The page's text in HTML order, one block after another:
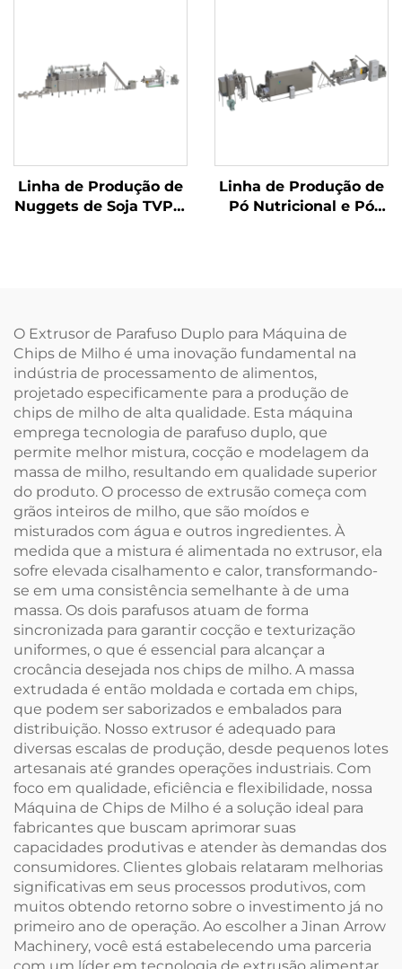
Linha de Produção de
Nuggets de Soja TVP e
Linha de Produção de
Pó Nutricional e Pó
O Extrusor de Parafuso Duplo para Máquina de
Chips de Milho é uma inovação fundamental na
indústria de processamento de alimentos,
projetado especificamente para a produção de
chips de milho de alta qualidade. Esta máquina
emprega tecnologia de parafuso duplo, que
permite melhor mistura, cocção e modelagem da
massa de milho, resultando em qualidade superior
do produto. O processo de extrusão começa com
grãos inteiros de milho, que são moídos e
misturados com água e outros ingredientes. À
medida que a mistura é alimentada no extrusor, ela
sofre elevada cisalhamento e calor, transformando-
se em uma consistência semelhante à de uma
massa. Os dois parafusos atuam de forma
sincronizada para garantir cocção e texturização
uniformes, o que é essencial para alcançar a
crocância desejada nos chips de milho. A massa
extrudada é então moldada e cortada em chips,
que podem ser saborizados e embalados para
distribuição. Nosso extrusor é adequado para
diversas escalas de produção, desde pequenos lotes
artesanais até grandes operações industriais. Com
foco em qualidade, eficiência e flexibilidade, nossa
Máquina de Chips de Milho é a solução ideal para
fabricantes que buscam aprimorar suas
capacidades produtivas e atender às demandas dos
consumidores. Clientes globais relataram melhorias
significativas em seus processos produtivos, com
muitos obtendo retorno sobre o investimento já no
primeiro ano de operação. Ao escolher a Jinan Arrow
Machinery, você está estabelecendo uma parceria
com um líder em tecnologia de extrusão alimentar